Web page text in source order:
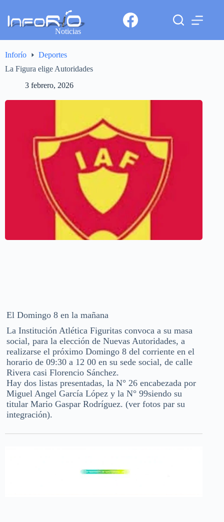
Noticias
Inforío
Deportes
La Figura elige Autoridades
3 febrero, 2026
El Domingo 8 en la mañana
La Institución Atlética Figuritas convoca a su masa
social, para la elección de Nuevas Autoridades, a
realizarse el próximo Domingo 8 del corriente en el
horario de 09:30 a 12 00 en su sede social, de calle
Rivera casi Florencio Sánchez.
Hay dos listas presentadas, la N° 26 encabezada por
Miguel Angel García López y la N° 99siendo su
titular Mario Gaspar Rodríguez. (ver fotos par su
integración).